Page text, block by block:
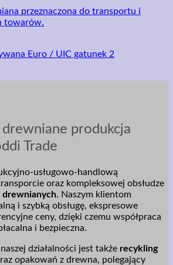
Euro / UIC gatunek 2
drewniane produkcja
Trade
usługowo-handlową
oraz kompleksowej obsłudze
drewnianych. Naszym klientom
i szybką obsługę, ekspresowe
ceny, dzięki czemu współpraca
i bezpieczna.
działalności jest także recykling
opakowań z drewna, polegający